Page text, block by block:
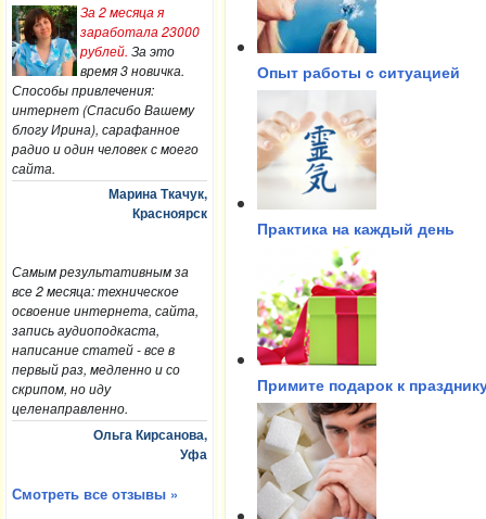
За 2 месяца я
заработала 23000
рублей. За это
время 3 новичка.
Способы привлечения:
интернет (Спасибо Вашему
блогу Ирина), сарафанное
радио и один человек с моего
сайта.
Марина Ткачук,
Красноярск
Самым результативным за
все 2 месяца: техническое
освоение интернета, сайта,
запись аудиоподкаста,
написание статей - все в
первый раз, медленно и со
скрипом, но иду
целенаправленно.
Ольга Кирсанова,
Уфа
Смотреть все отзывы »
Опыт работы с ситуацией
Практика на каждый день
Примите подарок к